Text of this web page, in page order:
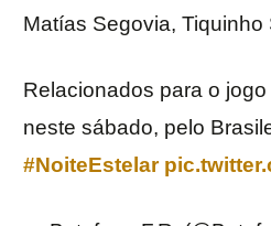
Matías Segovia,
Relacionados para o
neste sábado, pelo
#NoiteEstelar